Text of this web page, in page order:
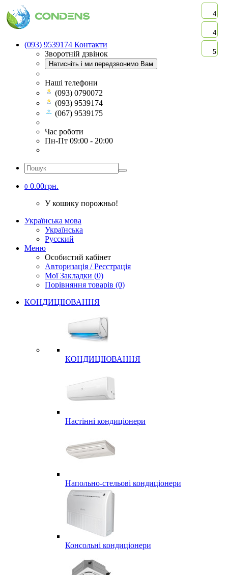
(093) 9539174 Контакти
Зворотній дзвінок
Натисніть і ми передзвонимо Вам
Наші телефони
(093) 0790072
(093) 9539174
(067) 9539175
Час роботи
Пн-Пт 09:00 - 20:00
0 0.00грн.
У кошику порожньо!
Українська мова
Українська
Русский
Меню
Особистий кабінет
Авторизація / Реєстрація
Мої Закладки (0)
Порівняння товарів (0)
КОНДИЦІЮВАННЯ
КОНДИЦІЮВАННЯ
Настінні кондиціонери
Напольно-стельові кондиціонери
Консольні кондиціонери
4
4
5